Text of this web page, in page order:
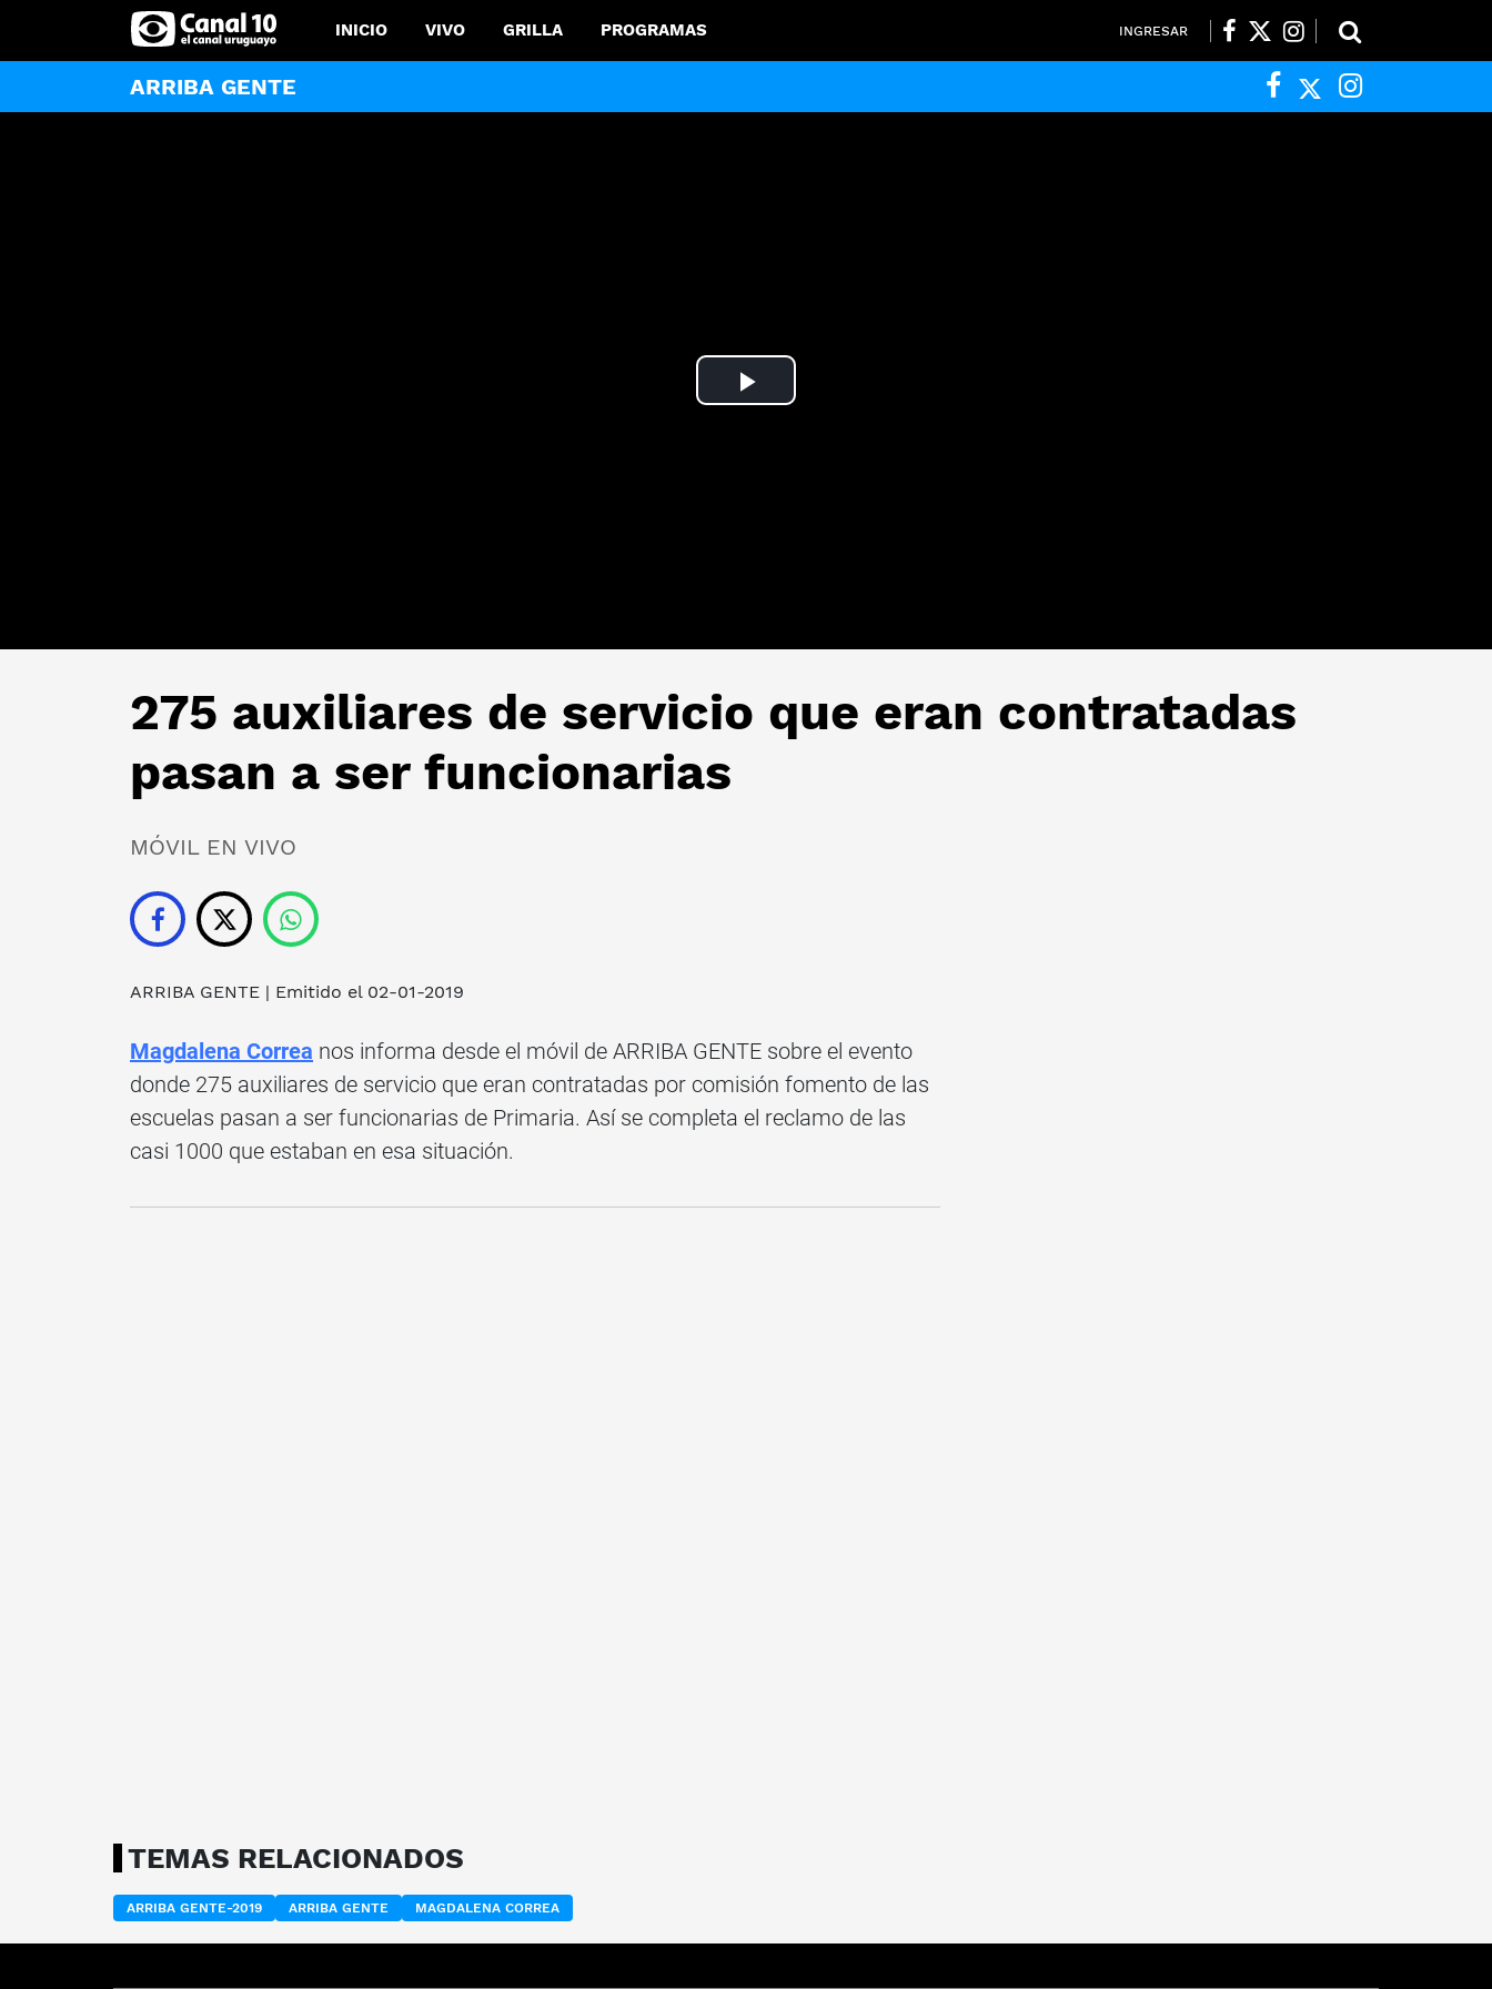
INICIO VIVO GRILLA PROGRAMAS INGRESAR
ARRIBA GENTE
Play
275 auxiliares de servicio que eran contratadas
pasan a ser funcionarias
MÓVIL EN VIVO
ARRIBA GENTE | Emitido el 02-01-2019
Magdalena Correa nos informa desde el móvil de ARRIBA GENTE sobre el evento
donde 275 auxiliares de servicio que eran contratadas por comisión fomento de las
escuelas pasan a ser funcionarias de Primaria. Así se completa el reclamo de las
casi 1000 que estaban en esa situación.
TEMAS RELACIONADOS
ARRIBA GENTE-2019 ARRIBA GENTE MAGDALENA CORREA